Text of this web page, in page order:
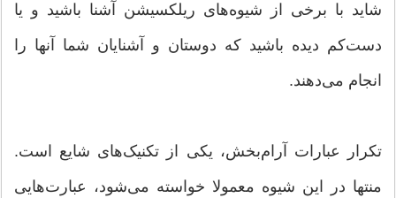
شاید با برخی از شیوه‌های ریلکسیشن آشنا باشید و یا
دست‌کم دیده باشید که دوستان و آشنایان شما آنها را
انجام می‌دهند.
تکرار عبارات آرام‌بخش، یکی از تکنیک‌های شایع است.
منتها در این شیوه معمولا خواسته می‌شود، عبارت‌هایی